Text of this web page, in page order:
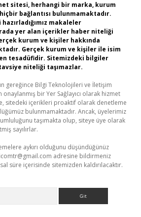
sitesi, herhangi bir marka, kurum
bağlantısı bulunmamaktadır.
makaleler
yer alan içerikler haber niteliği
kurum ve kişiler hakkında
Gerçek kurum ve kişiler ile isim
tesadüfidir. Sitemizdeki bilgiler
niteliği taşımazlar.
gereğince Bilgi Teknolojileri ve İletişim
onaylanmış bir Yer Sağlayıcı olarak hizmet
sitedeki içerikleri proaktif olarak denetleme
bulunmamaktadır. Ancak, üyelerimiz
taşımakta olup, siteye üye olarak
sayılırlar.
aykırı olduğunu düşündüğünüz
adresine bildirmeniz
süre içerisinde sitemizden kaldırılacaktır.